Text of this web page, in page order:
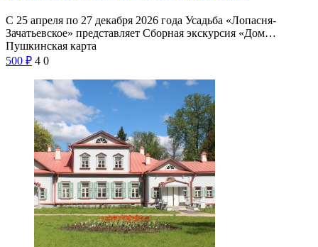
С 25 апреля по 27 декабря 2026 года Усадьба «Лопасня-
Зачатьевское» представляет Сборная экскурсия «Дом…
Пушкинская карта
500 ₽ 4 0